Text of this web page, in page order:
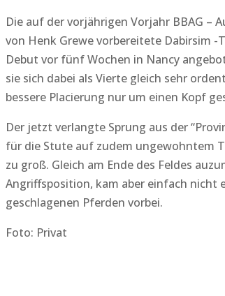
Die auf der vorjährigen Vorjahr BBAG –
von Henk Grewe vorbereitete Dabirsim
Debut vor fünf Wochen in Nancy
sie sich dabei als Vierte gleich sehr
bessere Placierung nur um einen Kopf
Der jetzt verlangte Sprung aus der
für die Stute auf zudem ungewohntem
zu groß. Gleich am Ende des Feldes
Angriffsposition, kam aber einfach
geschlagenen Pferden vorbei.
Foto: Privat